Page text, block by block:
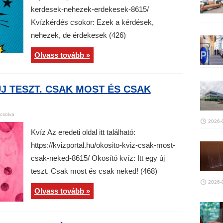
kerdesek-nehezek-erdekesek-8615/
Kvízkérdés csokor: Ezek a kérdések,
nehezek, de érdekesek (426)
Olvass tovább »
TESZT. CSAK MOST ÉS CSAK
Kvíz Az eredeti oldal itt található:
https://kvizportal.hu/okosito-kviz-csak-most-
csak-neked-8615/ Okosító kvíz: Itt egy új
teszt. Csak most és csak neked! (468)
Olvass tovább »
2026-
2026-